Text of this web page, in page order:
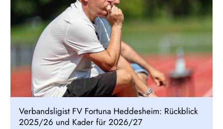
Verbandsligist FV Fortuna Heddesheim: Rückblick
2025/26 und Kader für 2026/27